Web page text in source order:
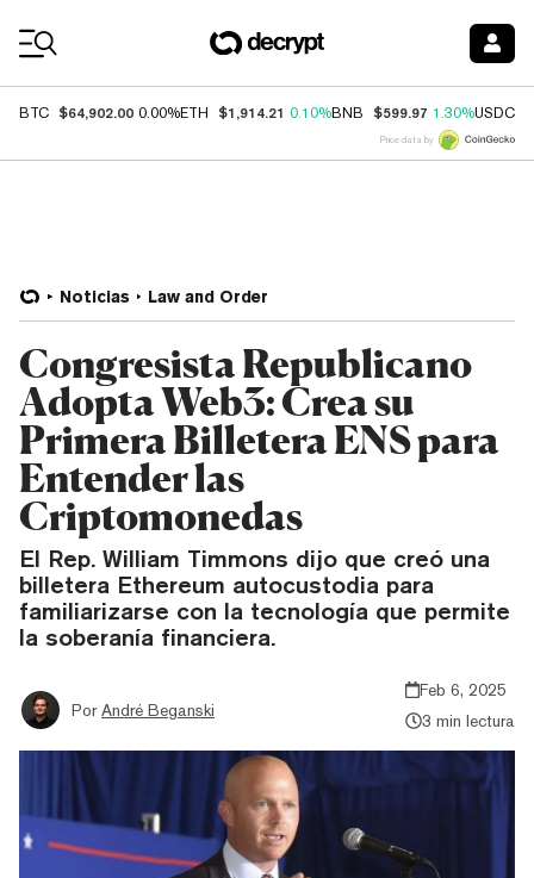
BTC $64,902.00 0.00%ETH $1,914.21 0.10%BNB $599.97 1.30%USDC
Price data by
Noticias Law and Order
Congresista Republicano
Adopta Web3: Crea su
Primera Billetera ENS para
Entender las
Criptomonedas
El Rep. William Timmons dijo que creó una
billetera Ethereum autocustodia para
familiarizarse con la tecnología que permite
la soberanía financiera.
Por André Beganski
Feb 6, 2025
3 min lectura